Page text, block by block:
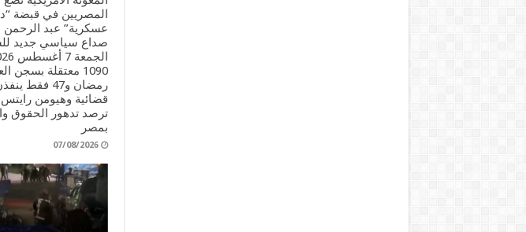
المصريين في قبضة
عسكرية” عبد الرحمن
صداع سياسي جديد
1090 معتقلة بسجن
رمضان و47 فقط
قضائية وهيومن
ترصد تدهور الحقوق
بمصر
07/08/2026